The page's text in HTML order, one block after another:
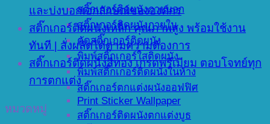
สติ๊กเกอร์ติดผนังภายนอก
สติ๊กเกอร์ติดผนังภายใน
ตัดสติ๊กเกอร์ติดผนัง
พิมพ์สติ๊กเกอร์ใสติดผนัง
พิมพ์สติ๊กเกอร์ติดผนังในห้าง
สติ๊กเกอร์ตกแต่งผนังออฟฟิศ
Print Sticker Wallpaper
สติ๊กเกอร์ติดผนังตกแต่งบูธ
และบ่งบอกเอกลักษณ์ขององค์กร
สติ๊กเกอร์ติดผนังเหล็ก คุณภาพสูง พร้อมใช้งาน
ทันที | สั่งผลิตได้ตามความต้องการ
สติ๊กเกอร์ติดผนังสีทอง เกรดพรีเมียม ตอบโจทย์ทุก
การตกแต่ง
หมวดหมู่